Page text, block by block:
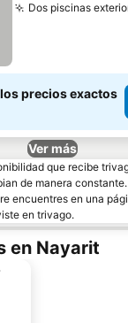
Dos piscinas
precios exactos
Ver más
que recibe
de manera
encuentres en una
en trivago.
en Nayarit